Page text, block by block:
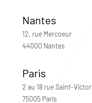
Nantes
12, rue Mercoeur
44000 Nantes
Paris
2 au 18 rue Saint-Victor
75005 Paris